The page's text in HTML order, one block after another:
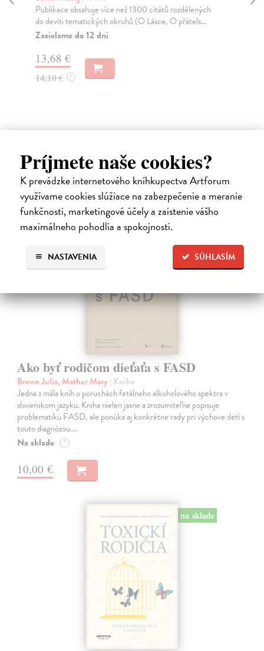
Príjmete naše cookies?
K prevádzke internetového kníhkupectva Artforum
využívame cookies slúžiace na zabezpečenie a meranie
funkčnosti, marketingové účely a zaistenie vášho
maximálneho pohodlia a spokojnosti.
SÚHLASÍM
NASTAVENIA
Publikace obsahuje více než 1300 citátů rozdělených
do devíti tematických okruhů (O Lásce, O přátels...
Zasielame do 12 dní
13,68 €
14,10 € ?
Ďalšie z kategórie pedagogika
Ako byť rodičom dieťaťa s FASD
Brown Julia, Mather Mary| Kniha
Jedna z mála kníh o poruchách fetálneho alkoholového spektra v
slovenskom jazyku. Kniha nielen jasne a zrozumiteľne popisuje
problematiku FASD, ale ponúka aj konkrétne rady pri výchove detí s
touto diagnózou.…
Na sklade ?
10,00 €
na sklade